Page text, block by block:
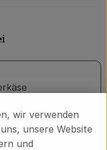
wir verwenden
unsere Website
und